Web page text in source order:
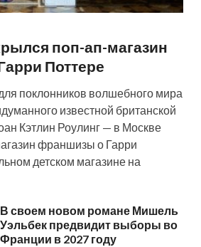
поп-ап-магазин
Поттере
поклонников волшебного мира
известной британской
Кэтлин Роулинг — в Москве
франшизы о Гарри
детском магазине на
В своем новом романе Мишель
Уэльбек предвидит выборы во
Франции в 2027 году